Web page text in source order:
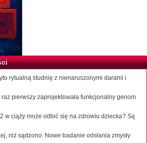
rytualną studnię z nienaruszonymi darami i
pierwszy zaprojektowała funkcjonalny genom
w ciąży może odbić się na zdrowiu dziecka? Są
niż sądzono. Nowe badanie odsłania zmysły